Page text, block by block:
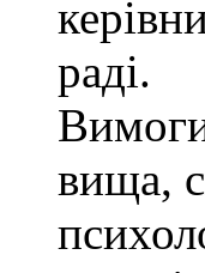
раді.
вища,